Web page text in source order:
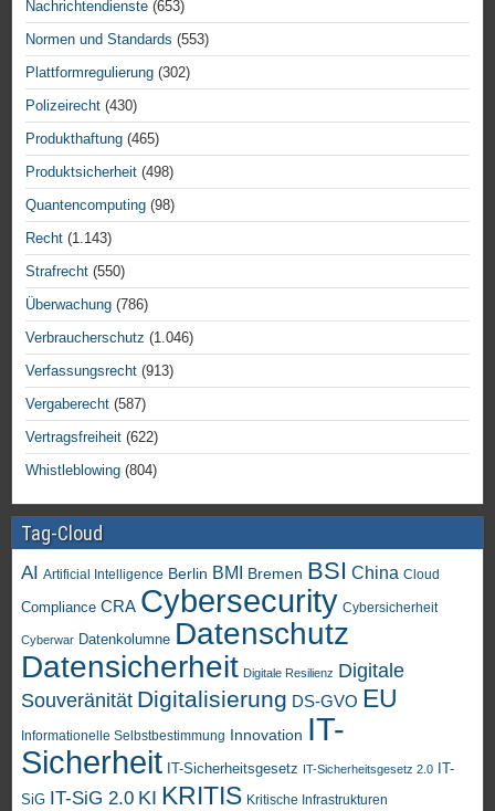
Nachrichtendienste (653)
Normen und Standards (553)
Plattformregulierung (302)
Polizeirecht (430)
Produkthaftung (465)
Produktsicherheit (498)
Quantencomputing (98)
Recht (1.143)
Strafrecht (550)
Überwachung (786)
Verbraucherschutz (1.046)
Verfassungsrecht (913)
Vergaberecht (587)
Vertragsfreiheit (622)
Whistleblowing (804)
Tag-Cloud
AI Artificial Intelligence Berlin BMI Bremen BSI China Cloud
Compliance CRA Cybersecurity Cybersicherheit
Cyberwar Datenkolumne Datenschutz
Datensicherheit Digitale Resilienz Digitale
Souveränität Digitalisierung DS-GVO EU
Informationelle Selbstbestimmung Innovation IT-
Sicherheit IT-Sicherheitsgesetz IT-Sicherheitsgesetz 2.0 IT-
SiG IT-SiG 2.0 KI KRITIS Kritische Infrastrukturen